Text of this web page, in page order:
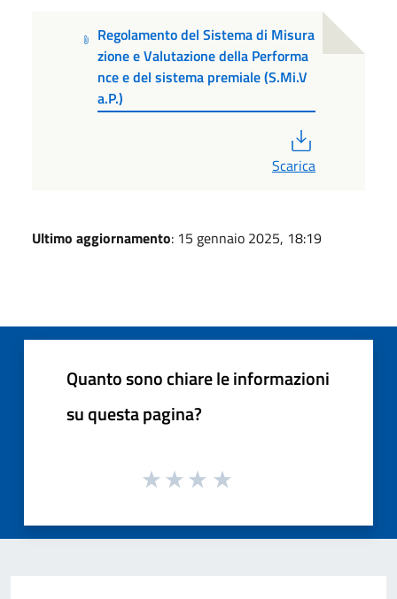
Regolamento del Sistema di Misura
zione e Valutazione della Performa
nce e del sistema premiale (S.Mi.V
a.P.)
Scarica
Ultimo aggiornamento: 15 gennaio 2025, 18:19
Quanto sono chiare le informazioni
su questa pagina?